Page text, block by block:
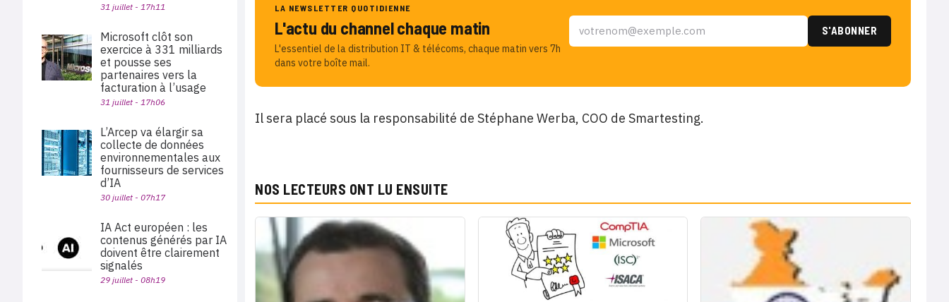
LA NEWSLETTER QUOTIDIENNE
L'actu du channel chaque matin
L'essentiel de la distribution IT & télécoms, chaque matin vers 7h
dans votre boîte mail.
Il sera placé sous la responsabilité de Stéphane Werba, COO de Smartesting.
NOS LECTEURS ONT LU ENSUITE
31 juillet - 17h11
Microsoft clôt son
exercice à 331 milliards
et pousse ses
partenaires vers la
facturation à l’usage
31 juillet - 17h06
L’Arcep va élargir sa
collecte de données
environnementales aux
fournisseurs de services
d’IA
30 juillet - 07h17
IA Act européen : les
contenus générés par IA
doivent être clairement
signalés
29 juillet - 08h19